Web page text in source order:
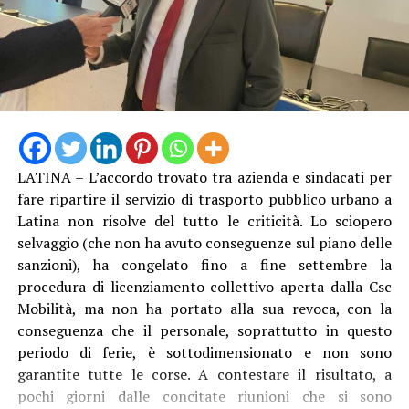
Anche Ambrosino come altri suoi colleghi si è dovuto
rivolgere al Prefetto di Latina, e ha avuto “interlocuzioni
serrate” con l’Amministratore Delegato e il Presidente di
Acqualatina, oltre che con i vari funzionari e tecnici
coinvolti. “Dopo aver compreso la gravità della
situazione, tutti si sono attivati per intervenire sulle
disfunzioni – racconta il primo cittadino dlel’isola – Le
pompe di rilancio sono state riparate e, da oggi, sulla
linea abbiamo anche la quarta nave cisterna, la “Cesare”.
Questo dovrebbe garantire un maggiore apporto
d’acqua e, soprattutto, una pressione più costante,
LATINA – L’accordo trovato tra azienda e sindacati per
fare ripartire il servizio di trasporto pubblico urbano a
Latina non risolve del tutto le criticità. Lo sciopero
selvaggio (che non ha avuto conseguenze sul piano delle
sanzioni), ha congelato fino a fine settembre la
procedura di licenziamento collettivo aperta dalla Csc
Mobilità, ma non ha portato alla sua revoca, con la
conseguenza che il personale, soprattutto in questo
periodo di ferie, è sottodimensionato e non sono
garantite tutte le corse. A contestare il risultato, a
pochi giorni dalle concitate riunioni che si sono